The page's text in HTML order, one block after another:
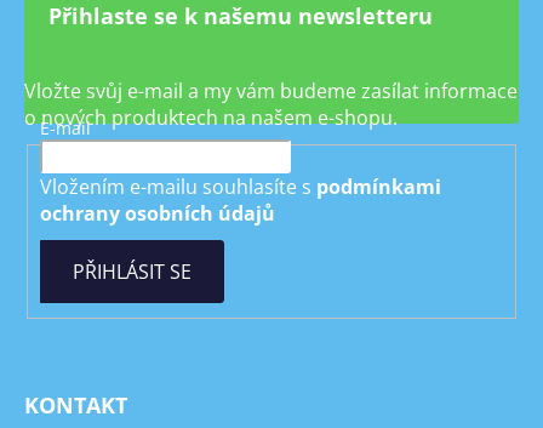
Přihlaste se k našemu newsletteru
Vložte svůj e-mail a my vám budeme zasílat informace
o nových produktech na našem e-shopu.
E-mail
Vložením e-mailu souhlasíte s podmínkami
ochrany osobních údajů
PŘIHLÁSIT SE
KONTAKT